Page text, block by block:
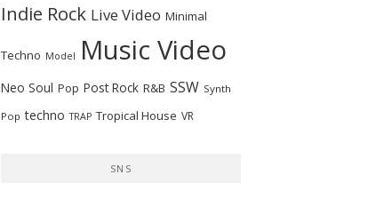
Indie Rock Live Video Minimal
Techno Model Music Video
Neo Soul Pop Post Rock R&B SSW Synth
Pop techno TRAP Tropical House VR
SNS